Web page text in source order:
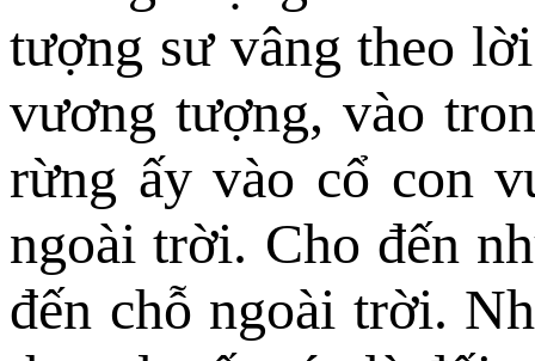
tượng sư vâng theo
vương tượng, vào
rừng ấy vào cổ con
ngoài trời. Cho đến
đến chỗ ngoài trời.